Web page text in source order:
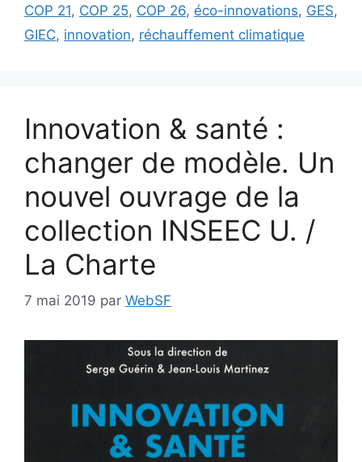
COP 21, COP 25, COP 26, éco-innovations, GES,
GIEC, innovation, réchauffement climatique
Innovation & santé :
changer de modèle. Un
nouvel ouvrage de la
collection INSEEC U. /
La Charte
7 mai 2019 par WebSF